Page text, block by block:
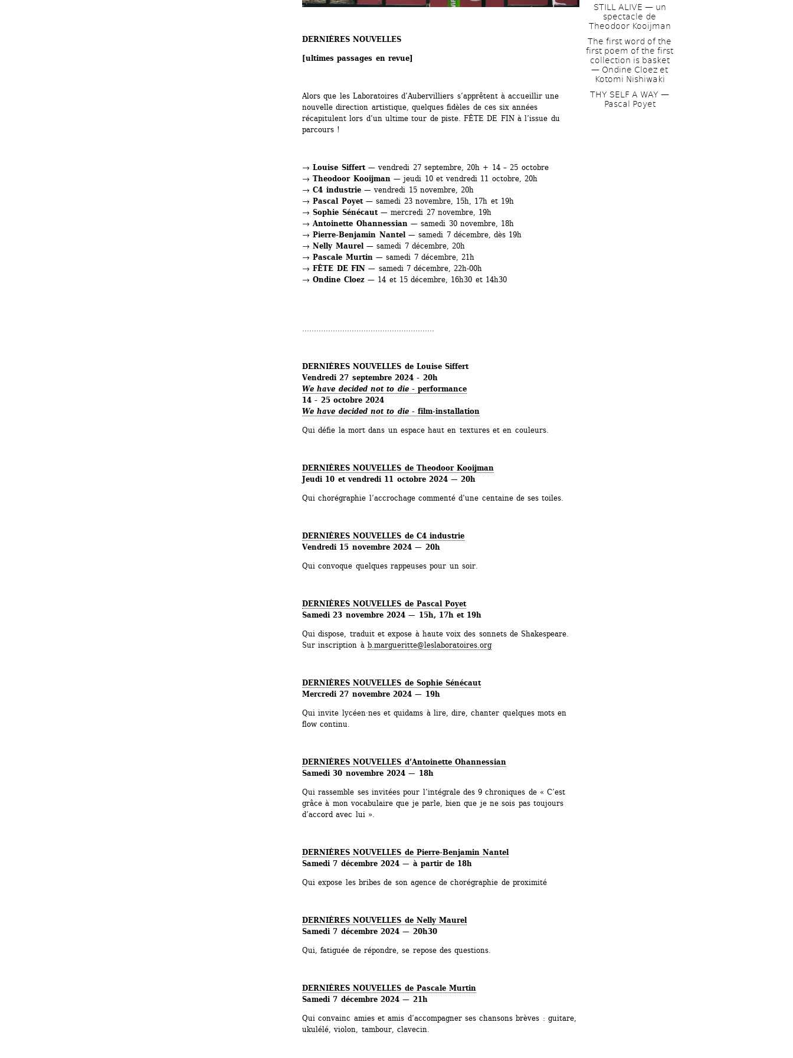
DERNIÈRES NOUVELLES
[ultimes passages en revue]
Alors que les Laboratoires d’Aubervilliers s’apprêtent à accueillir une
nouvelle direction artistique, quelques fidèles de ces six années
récapitulent lors d’un ultime tour de piste. FÊTE DE FIN à l’issue du
parcours !
→ Louise Siffert— vendredi 27 septembre, 20h + 14 – 25 octobre
→ Theodoor Kooijman — jeudi 10 et vendredi 11 octobre, 20h
→ C4 industrie— vendredi 15 novembre, 20h
→ Pascal Poyet— samedi 23 novembre, 15h, 17h et 19h
→ Sophie Sénécaut— mercredi 27 novembre, 19h
→ Antoinette Ohannessian — samedi 30 novembre, 18h
→ Pierre-Benjamin Nantel— samedi 7 décembre, dès 19h
→ Nelly Maurel— samedi 7 décembre, 20h
→ Pascale Murtin — samedi 7 décembre, 21h
→ FÊTE DE FIN— samedi 7 décembre, 22h-00h
→ Ondine Cloez— 14 et 15 décembre, 16h30 et 14h30
DERNIÈRES NOUVELLES de Louise Siffert
Vendredi 27 septembre 2024 - 20h
We have decided not to die- performance
14 - 25 octobre 2024
We have decided not to die- film-installation
Qui défie la mort dans un espace haut en textures et en couleurs.
DERNIÈRES NOUVELLES de Theodoor Kooijman
Jeudi 10 et vendredi 11 octobre 2024 — 20h
Qui chorégraphie l’accrochage commenté d’une centaine de ses toiles.
DERNIÈRES NOUVELLES de C4 industrie
Vendredi 15 novembre 2024 — 20h
Qui convoque quelques rappeuses pour un soir.
DERNIÈRES NOUVELLES de Pascal Poyet
Samedi 23 novembre 2024 — 15h, 17h et 19h
Qui dispose, traduit et expose à haute voix des sonnets de Shakespeare.
Sur inscription à b.margueritte@leslaboratoires.org
DERNIÈRES NOUVELLES de Sophie Sénécaut
Mercredi 27 novembre 2024 — 19h
Qui invite lycéen·nes et quidams à lire, dire, chanter quelques mots en
flow continu.
DERNIÈRES NOUVELLES d’Antoinette Ohannessian
Samedi 30 novembre 2024 — 18h
Qui rassemble ses invitées pour l’intégrale des 9 chroniques de « C’est
grâce à mon vocabulaire que je parle, bien que je ne sois pas toujours
d’accord avec lui ».
DERNIÈRES NOUVELLES de Pierre-Benjamin Nantel
Samedi 7 décembre 2024 — à partir de 18h
Qui expose les bribes de son agence de chorégraphie de proximité
DERNIÈRES NOUVELLES de Nelly Maurel
Samedi 7 décembre 2024 — 20h30
Qui, fatiguée de répondre, se repose des questions.
DERNIÈRES NOUVELLES de Pascale Murtin
Samedi 7 décembre 2024 — 21h
Qui convainc amies et amis d’accompagner ses chansons brèves : guitare,
ukulélé, violon, tambour, clavecin.
STILL ALIVE — un
spectacle de
Theodoor Kooijman
The first word of the
first poem of the first
collection is basket
— Ondine Cloez et
Kotomi Nishiwaki
THY SELF A WAY —
Pascal Poyet